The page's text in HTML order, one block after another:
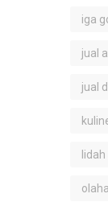
iga
jual
jual